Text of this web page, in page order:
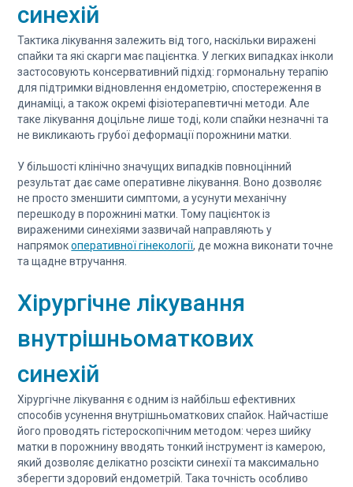
синехій
Тактика лікування залежить від того, наскільки виражені
спайки та які скарги має пацієнтка. У легких випадках інколи
застосовують консервативний підхід: гормональну терапію
для підтримки відновлення ендометрію, спостереження в
динаміці, а також окремі фізіотерапевтичні методи. Але
таке лікування доцільне лише тоді, коли спайки незначні та
не викликають грубої деформації порожнини матки.
У більшості клінічно значущих випадків повноцінний
результат дає саме оперативне лікування. Воно дозволяє
не просто зменшити симптоми, а усунути механічну
перешкоду в порожнині матки. Тому пацієнток із
вираженими синехіями зазвичай направляють у
напрямокоперативної гінекології, де можна виконати точне
та щадне втручання.
Хірургічне лікування
внутрішньоматкових
синехій
Хірургічне лікування є одним із найбільш ефективних
способів усунення внутрішньоматкових спайок. Найчастіше
його проводять гістероскопічним методом: через шийку
матки в порожнину вводять тонкий інструмент із камерою,
який дозволяє делікатно розсікти синехії та максимально
зберегти здоровий ендометрій. Така точність особливо